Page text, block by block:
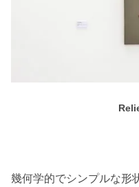
幾何学的でシンプルな形